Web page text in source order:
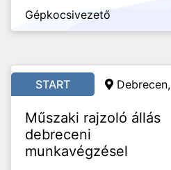
Gépkocsivezető
START
Műszaki rajzoló állás
debreceni
munkavégzésel